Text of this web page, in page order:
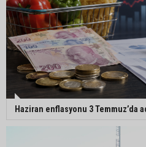
Haziran enflasyonu 3 Temmuz’da